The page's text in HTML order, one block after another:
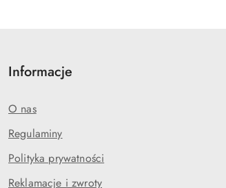
Informacje
O nas
Regulaminy
Polityka prywatności
Reklamacje i zwroty